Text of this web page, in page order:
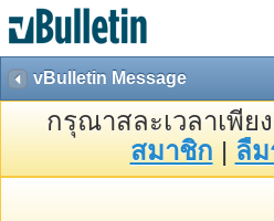
vBulletin Message
กรุณาสละเวลาเพีย
สมาชิก | ลื